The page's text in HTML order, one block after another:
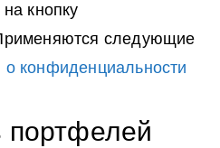
кнопку
следующие
конфиденциальности
портфелей